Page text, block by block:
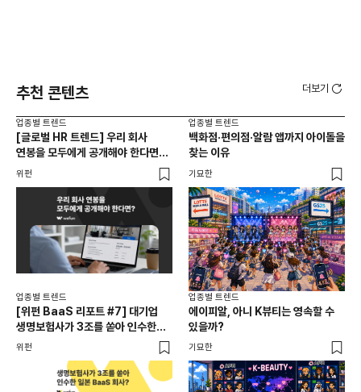
추천 콘텐츠 더보기
업종별 트렌드
[글로벌 HR 트렌드] 우리 회사
연봉을 모두에게 공개해야 한다면? |
급여 투명성 법, 해외 사례, 연봉
위펀
업종별 트렌드
백화점·편의점·알람 앱까지 아이돌을
찾는 이유
기묘한
업종별 트렌드
[위펀 BaaS 리포트 #7] 대기업
생명보험사가 3조를 쏟아 인수한
일본 BaaS 회사의 정체는?
위펀
업종별 트렌드
에이피알, 아니 K뷰티는 영속할 수
있을까?
기묘한